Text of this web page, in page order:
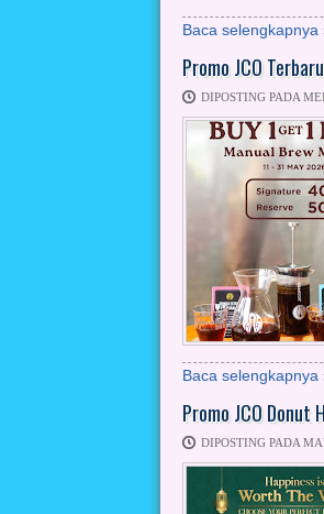
Baca selengkapnya
Promo JCO
DIPOSTING PADA
Baca selengkapnya
Promo JCO
DIPOSTING PADA